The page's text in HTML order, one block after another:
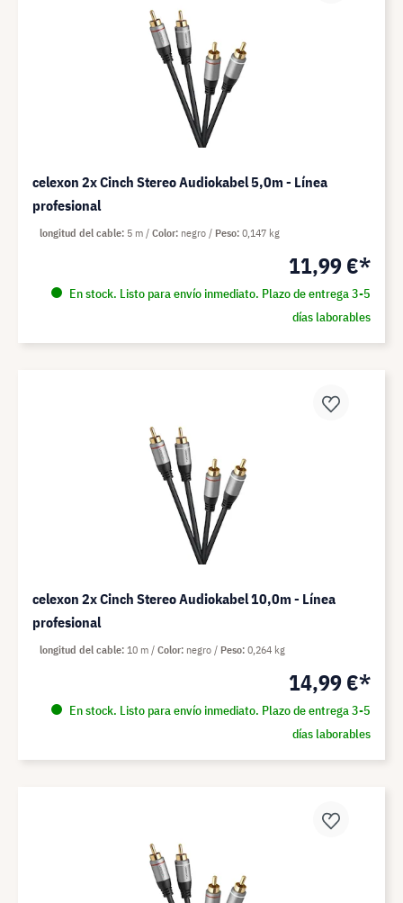
celexon 2x Cinch Stereo Audiokabel 5,0m - Línea
profesional
11,99 €*
En stock. Listo para envío inmediato. Plazo de entrega 3-5
días laborables
longitud del cable 5 m Color negro Peso 0,147 kg
celexon 2x Cinch Stereo Audiokabel 10,0m - Línea
profesional
14,99 €*
En stock. Listo para envío inmediato. Plazo de entrega 3-5
días laborables
longitud del cable 10 m Color negro Peso 0,264 kg